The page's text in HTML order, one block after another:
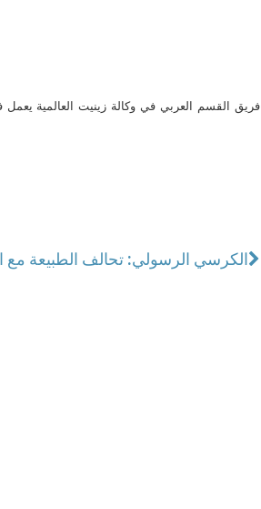
فريق القسم العربي في وكالة زينيت العالمية
الكرسي الرسولي: تحالف الطبيعة مع